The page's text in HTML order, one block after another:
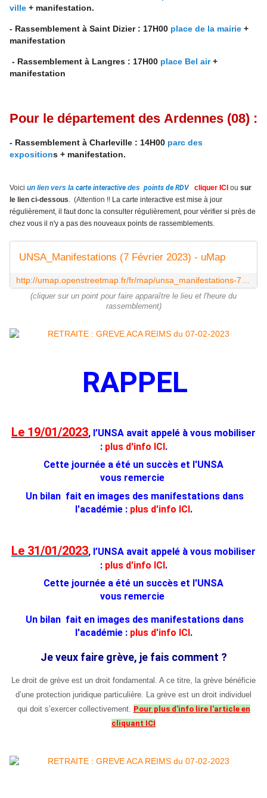
ville + manifestation.
- Rassemblement à Saint Dizier : 17H00 place de la mairie +
manifestation
- Rassemblement à Langres : 17H00 place Bel air+
manifestation
Pour le département des Ardennes (08) :
- Rassemblement à Charleville : 14H00 parc des
expositions + manifestation.
Voici un lien vers la carte interactive des points de RDV cliquer ICI ou sur
le lien ci-dessous. (Attention !! La carte interactive est mise à jour
régulièrement, il faut donc la consulter régulièrement, pour vérifier si près de
chez vous il n'y a pas des nouveaux points de rassemblements.
UNSA_Manifestations (7 Février 2023) - uMap
(cliquer sur un point pour faire apparaître le lieu et l'heure du
rassemblement)
RAPPEL
Le 19/01/2023, l’UNSA avait appelé à vous mobiliser
: plus d'info ICI.
Cette journée a été un succès et l'UNSA
vous remercie
Un bilan fait en images des manifestations dans
l'académie : plus d'info ICI.
Le 31/01/2023, l’UNSA avait appelé à vous mobiliser
: plus d'info ICI.
Cette journée a été un succès et l'UNSA
vous remercie
Un bilan fait en images des manifestations dans
l'académie : plus d'info ICI.
Je veux faire grève, je fais comment ?
Le droit de grève est un droit fondamental. A ce titre, la grève bénéficie
d’une protection juridique particulière. La grève est un droit individuel
qui doit s’exercer collectivement. Pour plus d'info lire l'article en
cliquant ICI